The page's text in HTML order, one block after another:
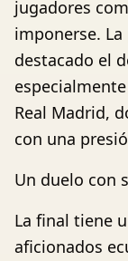
jugadores
imponerse.
destacado el
Real Madrid,
con una
Un duelo con
La final tiene
aficionados